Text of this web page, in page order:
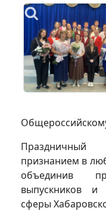
признанием в
объединив
выпускников и
сферы